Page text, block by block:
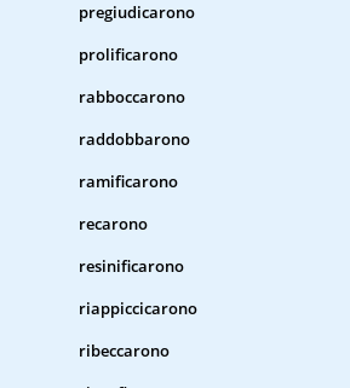
pregiudicarono
prolificarono
rabboccarono
raddobbarono
ramificarono
recarono
resinificarono
riappiccicarono
ribeccarono